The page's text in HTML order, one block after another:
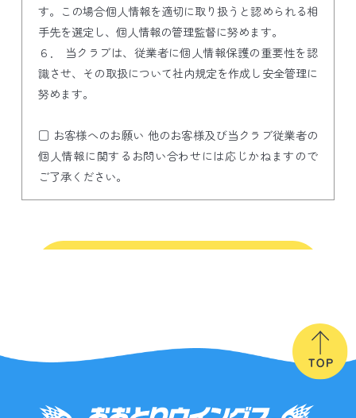
す。この場合個人情報を適切に取り扱うと認められる相
手先を選定し、個人情報の管理監督に努めます。
６． 当クラブは、従業者に個人情報保護の重要性を認
識させ、その取扱について社内規定を作成し安全管理に
努めます。
□ お客様へのお願い 他のお客様及び当クラブ従業者の
個人情報に関するお問い合わせには応じかねますので
ご了承ください。